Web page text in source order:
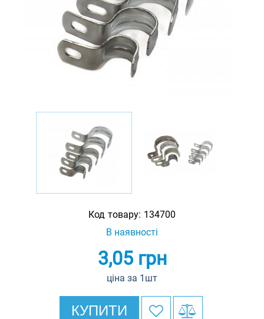
Код товару: 134700
В наявності
3,05грн
ціна за 1шт
КУПИТИ